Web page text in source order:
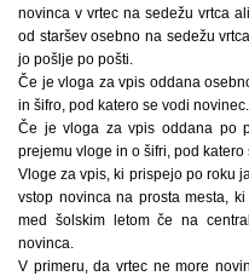
novinca v vrtec na sedežu vrtca
od staršev osebno na sedežu
jo pošlje po pošti.
Če je vloga za vpis oddana
in šifro, pod katero se vodi novinec.
Če je vloga za vpis oddana po
prejemu vloge in o šifri, pod katero
Vloge za vpis, ki prispejo po roku
vstop novinca na prosta mesta,
med šolskim letom če na
novinca.
V primeru, da vrtec ne more